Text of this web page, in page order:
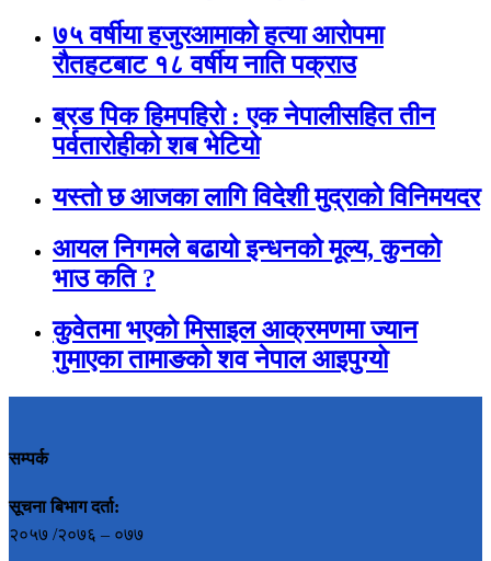
७५ वर्षीया हजुरआमाको हत्या आरोपमा
रौतहटबाट १८ वर्षीय नाति पक्राउ
ब्रड पिक हिमपहिरो : एक नेपालीसहित तीन
पर्वतारोहीको शब भेटियो
यस्तो छ आजका लागि विदेशी मुद्राको विनिमयदर
आयल निगमले बढायो इन्धनको मूल्य, कुनकाे
भाउ कति ?
कुवेतमा भएको मिसाइल आक्रमणमा ज्यान
गुमाएका तामाङको शव नेपाल आइपुग्यो
सम्पर्क
सूचना बिभाग दर्ता:
२०५७ /२०७६ – ०७७